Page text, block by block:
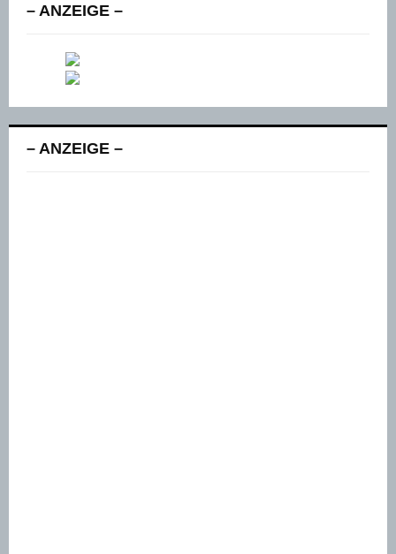
– ANZEIGE –
– ANZEIGE –